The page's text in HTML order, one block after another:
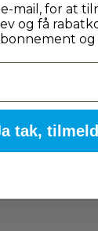
reaktion og
mail, for at
og få
tak,